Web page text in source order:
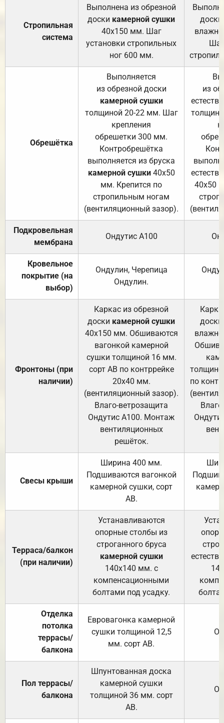
Стропильная
система
Выполнена из обрезной
доски камерной сушки
40х150 мм. Шаг
установки стропильных
ног 600 мм.
доски
Обрешётка
Выполняется
из обрезной доски
камерной сушки
толщиной 20-22 мм. Шаг
крепления
обрешетки 300 мм.
Контробрешётка
выполняется из бруска
камерной сушки40х50
мм. Крепится по
стропильным ногам
(вентиляционный зазор).
из
40х50
Подкровельная
мембрана
Ондутис А100
Кровельное
покрытие (на
выбор)
Ондулин, Черепица
Ондулин.
Фронтоны (при
наличии)
Каркас из обрезной
доски камерной сушки
40х150 мм. Обшиваются
вагонкой камерной
сушки толщиной 16 мм.
сорт АВ по контррейке
20х40 мм.
(вентиляционный зазор).
Влаго-ветрозащита
Ондутис А100. Монтаж
вентиляционных
решёток.
доски
по
Свесы крыши
Ширина 400 мм.
Подшиваются вагонкой
камерной сушки, сорт
АВ.
Терраса/балкон
(при наличии)
Устанавливаются
опорные столбы из
строганного бруса
камерной сушки
140х140 мм. с
компенсационными
болтами под усадку.
Отделка
потолка
террасы/
балкона
Евровагонка камерной
сушки толщиной 12,5
мм. сорт АВ.
Пол террасы/
балкона
Шпунтованная доска
камерной сушки
толщиной 36 мм. сорт
АВ.